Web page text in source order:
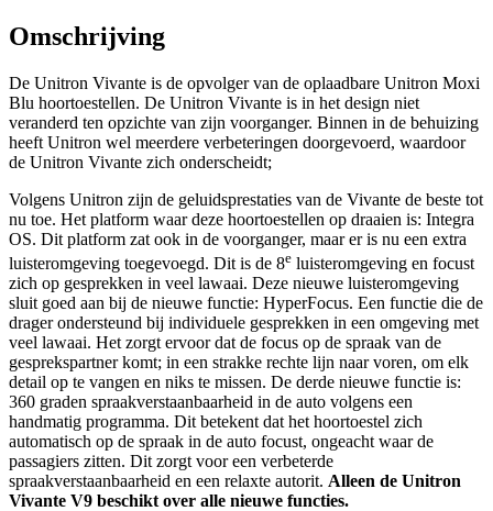
Omschrijving
De Unitron Vivante is de opvolger van de oplaadbare Unitron Moxi
Blu hoortoestellen. De Unitron Vivante is in het design niet
veranderd ten opzichte van zijn voorganger. Binnen in de behuizing
heeft Unitron wel meerdere verbeteringen doorgevoerd, waardoor
de Unitron Vivante zich onderscheidt;
Volgens Unitron zijn de geluidsprestaties van de Vivante de beste tot
nu toe. Het platform waar deze hoortoestellen op draaien is: Integra
OS. Dit platform zat ook in de voorganger, maar er is nu een extra
luisteromgeving toegevoegd. Dit is de 8e luisteromgeving en focust
zich op gesprekken in veel lawaai. Deze nieuwe luisteromgeving
sluit goed aan bij de nieuwe functie: HyperFocus. Een functie die de
drager ondersteund bij individuele gesprekken in een omgeving met
veel lawaai. Het zorgt ervoor dat de focus op de spraak van de
gesprekspartner komt; in een strakke rechte lijn naar voren, om elk
detail op te vangen en niks te missen. De derde nieuwe functie is:
360 graden spraakverstaanbaarheid in de auto volgens een
handmatig programma. Dit betekent dat het hoortoestel zich
automatisch op de spraak in de auto focust, ongeacht waar de
passagiers zitten. Dit zorgt voor een verbeterde
spraakverstaanbaarheid en een relaxte autorit. Alleen de Unitron
Vivante V9 beschikt over alle nieuwe functies.